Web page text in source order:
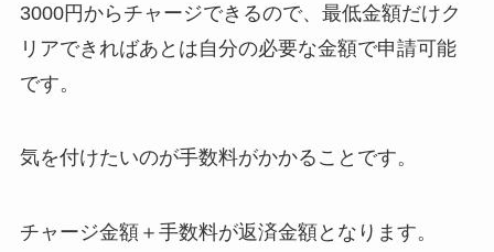
3000円からチャージできるので、最低金額だけク
リアできればあとは自分の必要な金額で申請可能
です。
気を付けたいのが手数料がかかることです。
チャージ金額＋手数料が返済金額となります。